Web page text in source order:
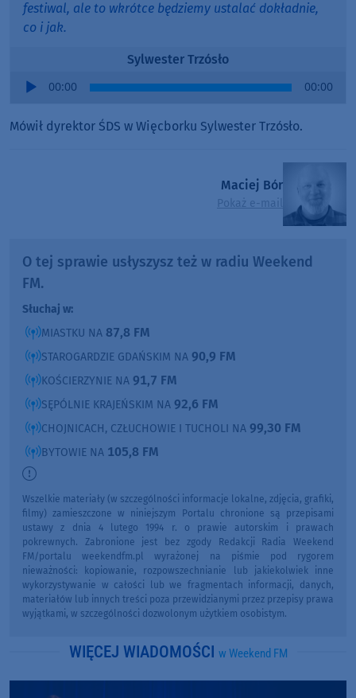
festiwal, ale to wkrótce będziemy ustalać dokładnie,
co i jak.
Sylwester Trzósło
Audio
00:00 00:00
Mówił dyrektor ŚDS w Więcborku Sylwester Trzósło.
Maciej Bór
Pokaż e-mail
O tej sprawie usłyszysz też w radiu Weekend
FM.
Słuchaj w:
MIASTKU NA 87,8 FM
STAROGARDZIE GDAŃSKIM NA 90,9 FM
KOŚCIERZYNIE NA 91,7 FM
SĘPÓLNIE KRAJEŃSKIM NA 92,6 FM
CHOJNICACH, CZŁUCHOWIE I TUCHOLI NA 99,30 FM
BYTOWIE NA 105,8 FM
Wszelkie materiały (w szczególności informacje lokalne, zdjęcia, grafiki,
filmy) zamieszczone w niniejszym Portalu chronione są przepisami
ustawy z dnia 4 lutego 1994 r. o prawie autorskim i prawach
pokrewnych. Zabronione jest bez zgody Redakcji Radia Weekend
FM/portalu weekendfm.pl wyrażonej na piśmie pod rygorem
nieważności: kopiowanie, rozpowszechnianie lub jakiekolwiek inne
wykorzystywanie w całości lub we fragmentach informacji, danych,
materiałów lub innych treści poza przewidzianymi przez przepisy prawa
wyjątkami, w szczególności dozwolonym użytkiem osobistym.
WIĘCEJ WIADOMOŚCI w Weekend FM